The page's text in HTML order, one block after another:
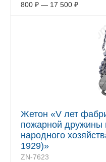
800 ₽ — 17 500 ₽
Жетон «V лет
пожарной дружины
народного
1929)»
ZN-7623